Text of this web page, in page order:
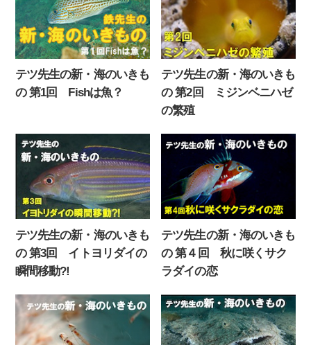
テツ先生の新・海のいきも
の 第1回 Fishは魚？
テツ先生の新・海のいきも
の 第2回 ミジンベニハゼ
の繁殖
テツ先生の新・海のいきも
の 第3回 イトヨリダイの
瞬間移動?!
テツ先生の新・海のいきも
の 第４回 秋に咲くサク
ラダイの恋